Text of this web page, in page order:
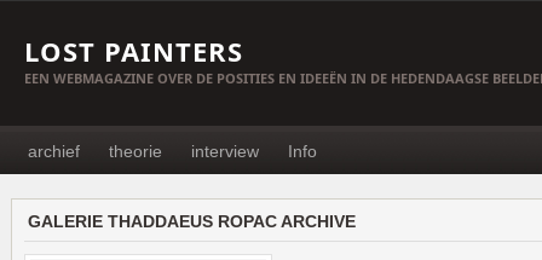
LOST PAINTERS
EEN WEBMAGAZINE OVER DE POSITIES EN IDEEËN IN DE HEDENDAAGSE
archief theorie interview Info
GALERIE THADDAEUS ROPAC ARCHIVE